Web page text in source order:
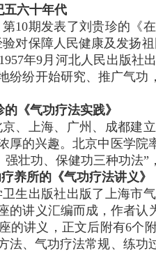
五六十年代
第10期发表了刘贵珍的《
对保障人民健康及发扬
年9月河北人民出版社
纷纷开始研究、推广气
《气功疗法实践》
京、上海、广州、成都建
厚的兴趣。北京中医学
壮功、保健功三种功法
养所的《气功疗法讲义》
卫生出版社出版了上海市
的讲义汇编而成，作者
的讲义，正文后附有6个
法、气功疗法常规、练